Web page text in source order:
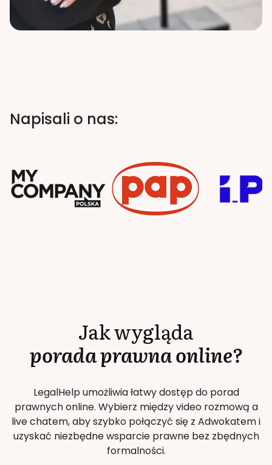
Napisali o nas:
Jak wygląda
porada prawna online?
LegalHelp umożliwia łatwy dostęp do porad
prawnych online. Wybierz między video rozmową a
live chatem, aby szybko połączyć się z Adwokatem i
uzyskać niezbędne wsparcie prawne bez zbędnych
formalności.